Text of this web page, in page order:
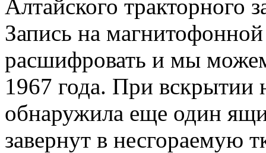
Алтайского тракторного
Запись на
расшифровать и мы
1967 года. При
обнаружила еще один
завернут в несгораемую